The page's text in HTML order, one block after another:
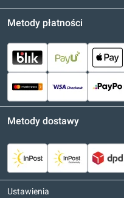
Metody płatności
Metody dostawy
Ustawienia